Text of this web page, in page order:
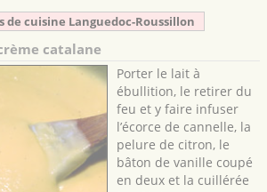
de cuisine Languedoc-Roussillon
catalane
Porter le lait à
ébullition, le retirer du
feu et y faire infuser
l’écorce de cannelle, la
pelure de citron, le
bâton de vanille coupé
en deux et la cuillérée